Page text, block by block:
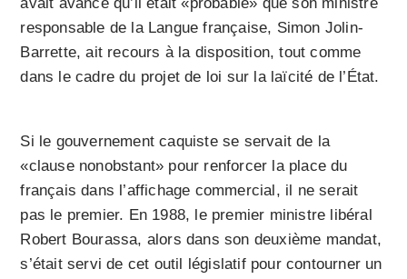
responsable de la Langue française, Simon Jolin-
Barrette, ait recours à la disposition, tout comme
dans le cadre du projet de loi sur la laïcité de l’État.
Si le gouvernement caquiste se servait de la
«clause nonobstant» pour renforcer la place du
français dans l’affichage commercial, il ne serait
pas le premier. En 1988, le premier ministre libéral
Robert Bourassa, alors dans son deuxième mandat,
s’était servi de cet outil législatif pour contourner un